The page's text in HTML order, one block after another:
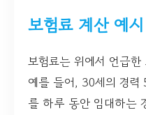
보험료 계산 예시
보험료는 위에서 언급
예를 들어, 30세의 경력
를 하루 동안 임대하는